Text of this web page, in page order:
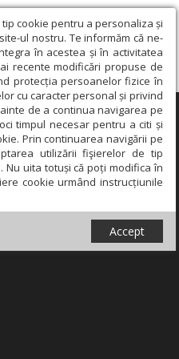
cookie pentru a personaliza și
ul nostru. Te informăm că ne-
în acestea și în activitatea
recente modificări propuse de
protecția persoanelor fizice în
cu caracter personal și privind
de a continua navigarea pe
timpul necesar pentru a citi și
Prin continuarea navigării pe
utilizării fişierelor de tip
Nu uita totuși că poți modifica în
cookie urmând instrucțiunile
Accept
×